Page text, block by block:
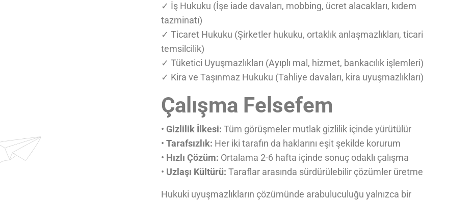
✓ İş Hukuku (İşe iade davaları, mobbing, ücret alacakları, kıdem
tazminatı)
✓ Ticaret Hukuku (Şirketler hukuku, ortaklık anlaşmazlıkları, ticari
temsilcilik)
✓ Tüketici Uyuşmazlıkları (Ayıplı mal, hizmet, bankacılık işlemleri)
✓ Kira ve Taşınmaz Hukuku (Tahliye davaları, kira uyuşmazlıkları)
Çalışma Felsefem
• Gizlilik İlkesi: Tüm görüşmeler mutlak gizlilik içinde yürütülür
• Tarafsızlık: Her iki tarafın da haklarını eşit şekilde korurum
• Hızlı Çözüm: Ortalama 2-6 hafta içinde sonuç odaklı çalışma
• Uzlaşı Kültürü: Taraflar arasında sürdürülebilir çözümler üretme
Hukuki uyuşmazlıkların çözümünde arabuluculuğu yalnızca bir